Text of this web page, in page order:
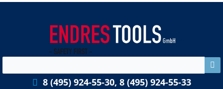
8 (495) 924-55-30, 8 (495) 924-55-33